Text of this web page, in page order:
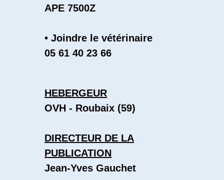
APE 7500Z
• Joindre le vétérinaire
05 61 40 23 66
HEBERGEUR
OVH - Roubaix (59)
DIRECTEUR DE LA
PUBLICATION
Jean-Yves Gauchet